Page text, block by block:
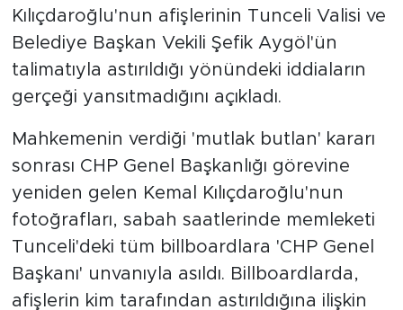
Kılıçdaroğlu'nun afişlerinin Tunceli Valisi ve
Belediye Başkan Vekili Şefik Aygöl'ün
talimatıyla astırıldığı yönündeki iddiaların
gerçeği yansıtmadığını açıkladı.
Mahkemenin verdiği 'mutlak butlan' kararı
sonrası CHP Genel Başkanlığı görevine
yeniden gelen Kemal Kılıçdaroğlu'nun
fotoğrafları, sabah saatlerinde memleketi
Tunceli'deki tüm billboardlara 'CHP Genel
Başkanı' unvanıyla asıldı. Billboardlarda,
afişlerin kim tarafından astırıldığına ilişkin